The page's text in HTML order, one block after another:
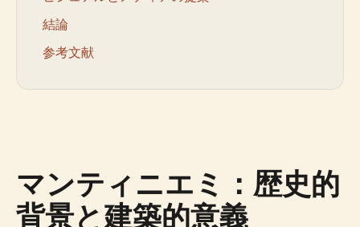
結論
参考文献
マンティニエミ：歴史的
背景と建築的意義